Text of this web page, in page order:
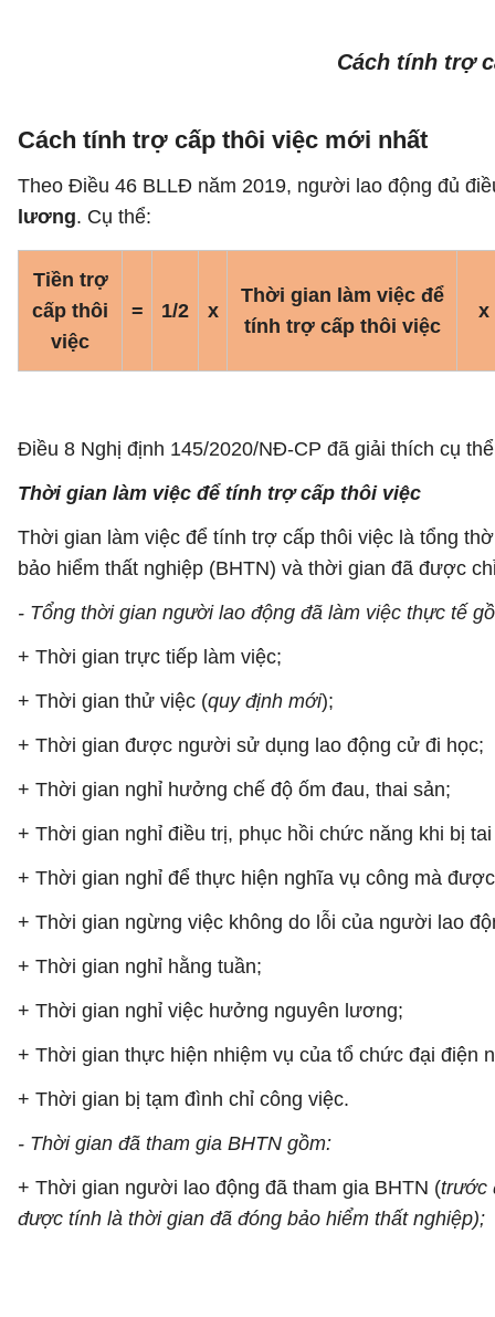
Cách tính trợ
Cách tính trợ cấp thôi việc mới nhất
Theo Điều 46 BLLĐ năm 2019, người lao động đủ
lương. Cụ thể:
Tiền trợ
cấp thôi
việc
= 1/2 x
Thời gian làm việc để
tính trợ cấp thôi việc
x
Điều 8 Nghị định 145/2020/NĐ-CP đã giải thích cụ
Thời gian làm việc để tính trợ cấp thôi việc
Thời gian làm việc để tính trợ cấp thôi việc là tổng
bảo hiểm thất nghiệp (BHTN) và thời gian đã được
- Tổng thời gian người lao động đã làm việc thực tế
+ Thời gian trực tiếp làm việc;
+ Thời gian thử việc (quy định mới);
+ Thời gian được người sử dụng lao động cử đi học;
+ Thời gian nghỉ hưởng chế độ ốm đau, thai sản;
+ Thời gian nghỉ điều trị, phục hồi chức năng khi bị
+ Thời gian nghỉ để thực hiện nghĩa vụ công mà
+ Thời gian ngừng việc không do lỗi của người lao
+ Thời gian nghỉ hằng tuần;
+ Thời gian nghỉ việc hưởng nguyên lương;
+ Thời gian thực hiện nhiệm vụ của tổ chức đại điện
+ Thời gian bị tạm đình chỉ công việc.
- Thời gian đã tham gia BHTN gồm:
+ Thời gian người lao động đã tham gia BHTN (trước
được tính là thời gian đã đóng bảo hiểm thất nghiệp);